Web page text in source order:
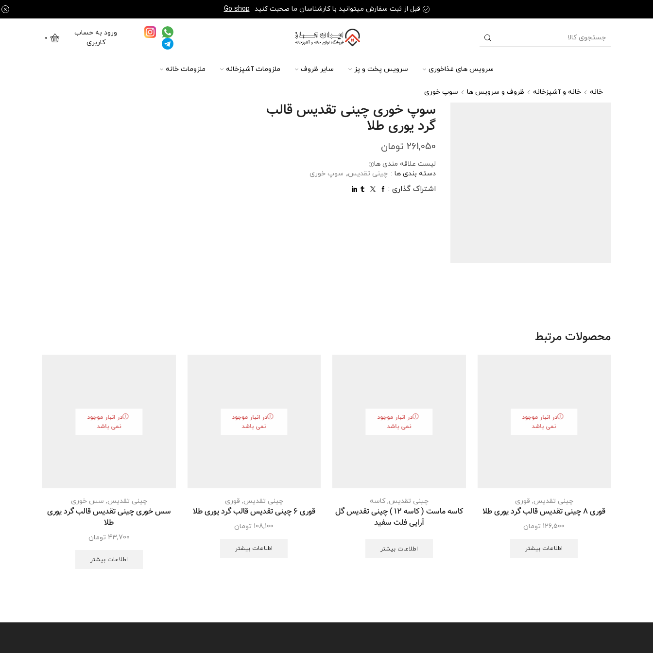
قبل از ثبت سفارش میتوانید با کارشناسان ما صحبت کنید Go shop
ورود به حساب
کاربری
0
سرویس های غذاخوری سرویس پخت و پز سایر ظروف ملزومات آشپزخانه ملزومات خانه
خانه خانه و آشپزخانه ظروف و سرویس ها سوپ خوری
سوپ خوری چینی تقدیس قالب
گرد یوری طلا
261,050 تومان
لیست علاقه مندی ها
دسته بندی ها : چینی تقدیس, سوپ خوری
اشتراک گذاری :
محصولات مرتبط
در انبار موجود
نمی باشد
چینی تقدیس, قوری
قوری 8 چینی تقدیس قالب گرد یوری طلا
126,500 تومان
اطلاعات بیشتر
در انبار موجود
نمی باشد
چینی تقدیس,کاسه
کاسه ماست ( کاسه 12 ) چینی تقدیس گل
آرایی فلت سفید
اطلاعات بیشتر
در انبار موجود
نمی باشد
چینی تقدیس, قوری
قوری 6 چینی تقدیس قالب گرد یوری طلا
108,100 تومان
اطلاعات بیشتر
در انبار موجود
نمی باشد
چینی تقدیس, سس خوری
سس خوری چینی تقدیس قالب گرد یوری
طلا
43,700 تومان
اطلاعات بیشتر